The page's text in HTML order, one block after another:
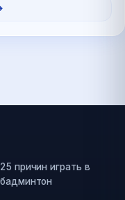
25 причин играть в
бадминтон